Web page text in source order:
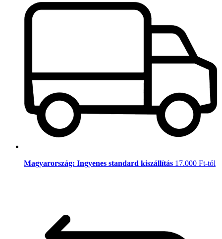
Magyarország: Ingyenes standard kiszállítás 17.000 Ft-tól